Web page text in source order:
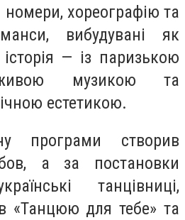
номери, хореографію та
вибудувані як
історія — із паризькою
музикою та
естетикою.
програми створив
а за постановки
танцівниці,
«Танцюю для тебе» та